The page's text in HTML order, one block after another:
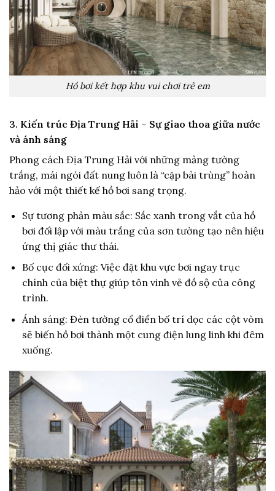
Hồ bơi kết hợp khu vui chơi trẻ em
3. Kiến trúc Địa Trung Hải – Sự giao thoa giữa nước
và ánh sáng
Phong cách Địa Trung Hải với những mảng tường
trắng, mái ngói đất nung luôn là “cặp bài trùng” hoàn
hảo với một thiết kế hồ bơi sang trọng.
Sự tương phản màu sắc: Sắc xanh trong vắt của hồ
bơi đối lập với màu trắng của sơn tường tạo nên hiệu
ứng thị giác thư thái.
Bố cục đối xứng: Việc đặt khu vực bơi ngay trục
chính của biệt thự giúp tôn vinh vẻ đồ sộ của công
trình.
Ánh sáng: Đèn tường cổ điển bố trí dọc các cột vòm
sẽ biến hồ bơi thành một cung điện lung linh khi đêm
xuống.